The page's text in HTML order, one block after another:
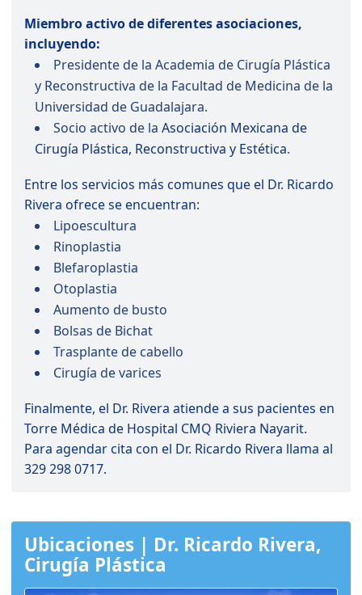
Miembro activo de diferentes asociaciones,
incluyendo:
Presidente de la Academia de Cirugía Plástica
y Reconstructiva de la Facultad de Medicina de la
Universidad de Guadalajara.
Socio activo de la Asociación Mexicana de
Cirugía Plástica, Reconstructiva y Estética.
Entre los servicios más comunes que el Dr. Ricardo
Rivera ofrece se encuentran:
Lipoescultura
Rinoplastia
Blefaroplastia
Otoplastia
Aumento de busto
Bolsas de Bichat
Trasplante de cabello
Cirugía de varices
Finalmente, el Dr. Rivera atiende a sus pacientes en
Torre Médica de Hospital CMQ Riviera Nayarit.
Para agendar cita con el Dr. Ricardo Rivera llama al
329 298 0717.
Ubicaciones | Dr. Ricardo Rivera,
Cirugía Plástica